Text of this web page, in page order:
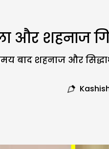
और शहनाज
बाद शहनाज और